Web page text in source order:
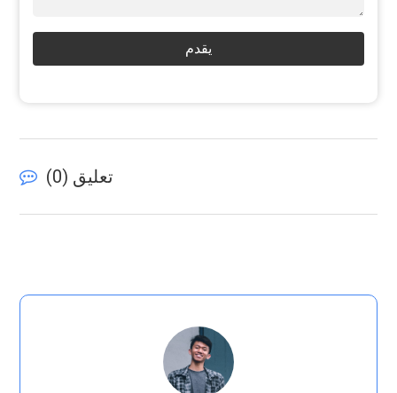
يقدم
تعليق ( 0
)